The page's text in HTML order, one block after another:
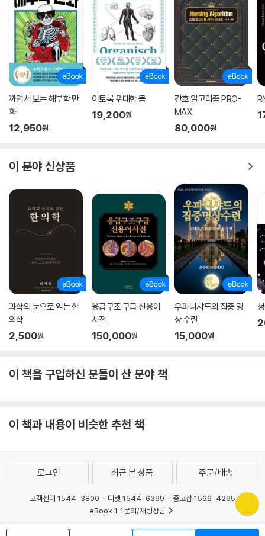
까면서 보는 해부학 만
화
12,950원
이토록 위대한 몸
19,200원
간호 알고리즘 PRO-
MAX
80,000원
이 분야 신상품
과학의 눈으로 읽는 한
의학
2,500원
응급구조 구급 신용어
사전
150,000원
우파니샤드의 집중 명
상 수련
15,000원
이 책을 구입하신 분들이 산 분야 책
이 책과 내용이 비슷한 추천 책
로그인 최근 본 상품 주문/배송
고객센터 1544-3800 티켓 1544-6399
중고샵 1566-4295
eBook 1:1문의/채팅상담
예스이십사(주) 사업자 정보